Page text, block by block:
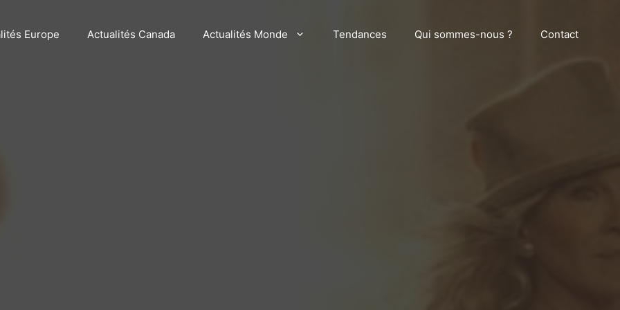
Europe Actualités Canada Actualités Monde Tendances Qui sommes-nous ? Contact